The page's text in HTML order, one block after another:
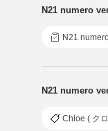
N21 numero
N21
N21 numero
Chloe ( ク